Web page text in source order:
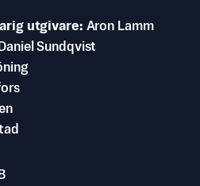
utgivare Aron Lamm
Daniel Sundqvist